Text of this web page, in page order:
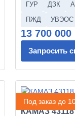
ГУР ДЗК
ПЖД
УВЭОС
13 700 000
Запросить
Под заказ до
КАМАЗ 43118